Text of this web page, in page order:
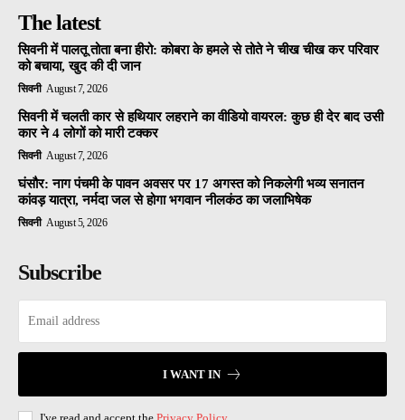
The latest
सिवनी में पालतू तोता बना हीरो: कोबरा के हमले से तोते ने चीख चीख कर परिवार
को बचाया, खुद की दी जान
सिवनी August 7, 2026
सिवनी में चलती कार से हथियार लहराने का वीडियो वायरल: कुछ ही देर बाद उसी
कार ने 4 लोगों को मारी टक्कर
सिवनी August 7, 2026
घंसौर: नाग पंचमी के पावन अवसर पर 17 अगस्त को निकलेगी भव्य सनातन
कांवड़ यात्रा, नर्मदा जल से होगा भगवान नीलकंठ का जलाभिषेक
सिवनी August 5, 2026
Subscribe
I WANT IN